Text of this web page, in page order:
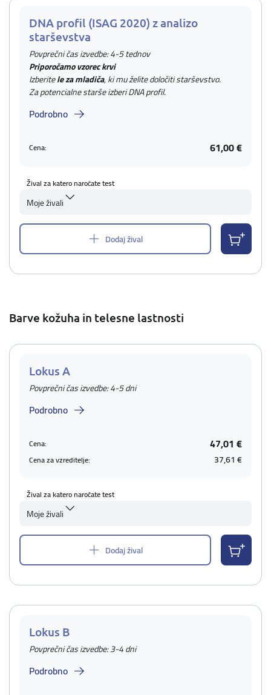
DNA profil (ISAG 2020) z analizo
starševstva
Povprečni čas izvedbe: 4-5 tednov
Priporočamo vzorec krvi
Izberitele za mladiča, ki mu želite določiti starševstvo.
Za potencialne starše izberi DNA profil.
Podrobno
Cena: 61,00 €
Žival za katero naročate test
Moje živali
Dodaj žival
Barve kožuha in telesne lastnosti
Lokus A
Povprečni čas izvedbe: 4-5 dni
Podrobno
Cena: 47,01 €
Cena za vzreditelje: 37,61 €
Žival za katero naročate test
Moje živali
Dodaj žival
Lokus B
Povprečni čas izvedbe: 3-4 dni
Podrobno